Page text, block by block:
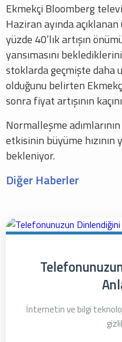
Ekmekçi Bloomberg
Haziran ayında
yüzde 40’lık artışın
yansımasını
stoklarda geçmişte daha
olduğunu belirten
sonra fiyat artışının
Normalleşme
etkisinin büyüme hızının
bekleniyor.
Diğer Haberler
İnternetin ve bilgi